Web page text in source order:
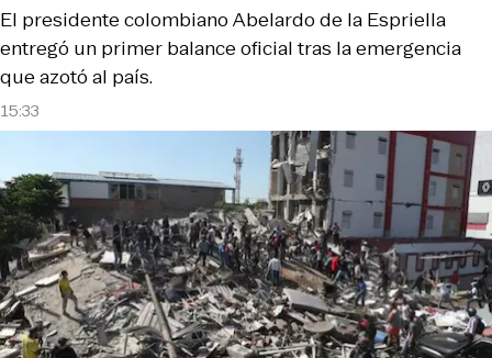
15:33
El presidente colombiano Abelardo de la Espriella
entregó un primer balance oficial tras la emergencia
que azotó al país.